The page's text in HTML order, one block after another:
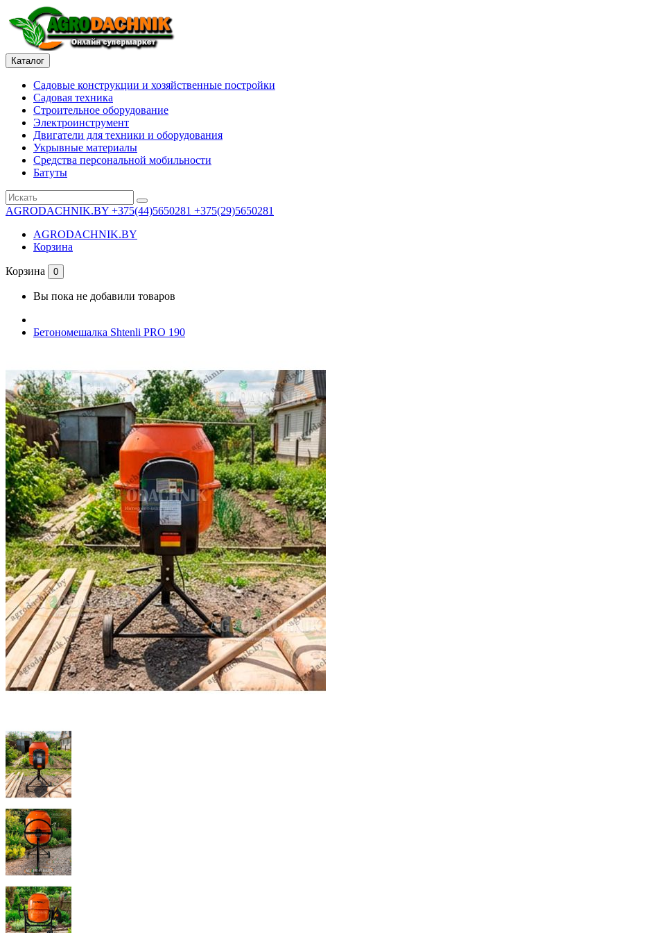
Каталог
Садовые конструкции и хозяйственные постройки
Садовая техника
Строительное оборудование
Электроинструмент
Двигатели для техники и оборудования
Укрывные материалы
Средства персональной мобильности
Батуты
AGRODACHNIK.BY +375(44)5650281 +375(29)5650281
AGRODACHNIK.BY
Корзина
Корзина 0
Вы пока не добавили товаров
Бетономешалка Shtenli PRO 190